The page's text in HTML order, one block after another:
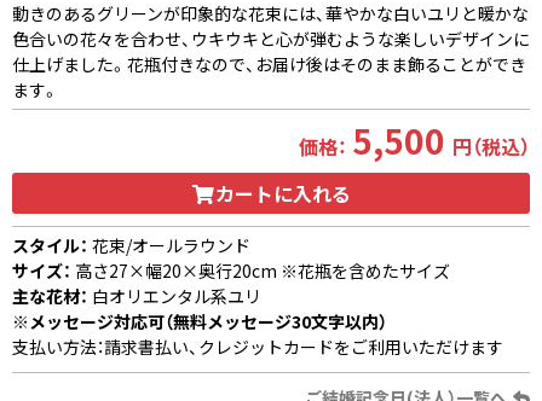
動きのあるグリーンが印象的な花束には、華やかな白いユリと暖かな
色合いの花々を合わせ、ウキウキと心が弾むような楽しいデザインに
仕上げました。花瓶付きなので、お届け後はそのまま飾ることができ
ます。
価格： 5,500 円（税込）
カートに入れる
スタイル： 花束/オールラウンド
サイズ： 高さ27×幅20×奥行20cm ※花瓶を含めたサイズ
主な花材： 白オリエンタル系ユリ
※メッセージ対応可（無料メッセージ30文字以内）
支払い方法：請求書払い、クレジットカードをご利用いただけます